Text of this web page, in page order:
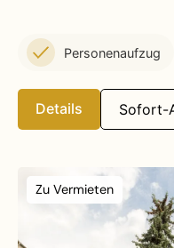
Personenaufzug
Details Sofort-
Zu Vermieten